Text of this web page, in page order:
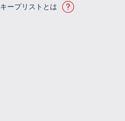
キープリストとは